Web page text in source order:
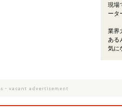
現場
ータ
業界
ある
気に